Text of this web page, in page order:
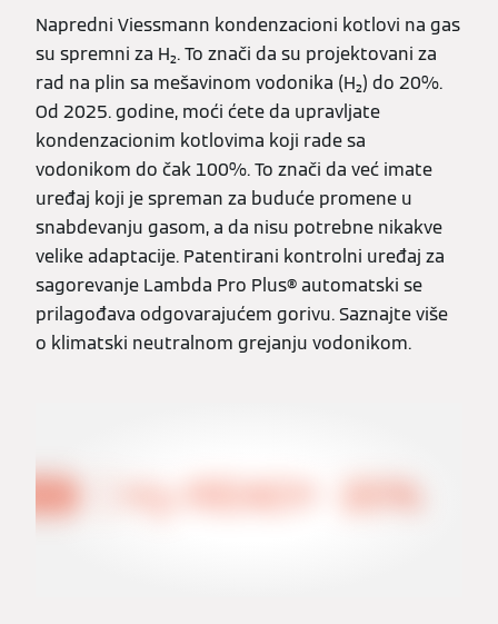
Napredni Viessmann kondenzacioni kotlovi na gas
su spremni za H₂. To znači da su projektovani za
rad na plin sa mešavinom vodonika (H₂) do 20%.
Od 2025. godine, moći ćete da upravljate
kondenzacionim kotlovima koji rade sa
vodonikom do čak 100%. To znači da već imate
uređaj koji je spreman za buduće promene u
snabdevanju gasom, a da nisu potrebne nikakve
velike adaptacije. Patentirani kontrolni uređaj za
sagorevanje Lambda Pro Plus® automatski se
prilagođava odgovarajućem gorivu. Saznajte više
o klimatski neutralnom grejanju vodonikom.